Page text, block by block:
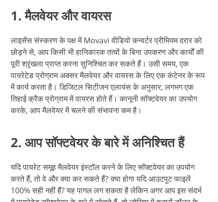
1. मैलवेयर और वायरस
लाइसेंस संस्करण के पक्ष में Movavi वीडियो कन्वर्टर प्रीमियम दरार को
छोड़ने से, आप किसी भी हानिकारक तत्वों के बिना उपकरण और कार्यों की
पूरी श्रृंखला प्राप्त करना सुनिश्चित कर सकते हैं। उसी समय, एक
पायरेटेड प्रोग्राम अक्सर मैलवेयर और वायरस के लिए एक कंटेनर के रूप
में कार्य करता है। डिजिटल सिटीजन एलायंस के अनुसार, लगभग एक
तिहाई क्रैक प्रोग्राम में वायरस होते हैं। कानूनी सॉफ्टवेयर का उपयोग
करके, आप मैलवेयर में चलने की संभावना कम है।
2. आप सॉफ्टवेयर के बारे में अनिश्चित हैं
यदि पायरेट समूह मैलवेयर इंस्टॉल करने के लिए सॉफ़्टवेयर का उपयोग
करते हैं, तो वे और क्या कर सकते हैं? क्या होगा यदि आउटपुट फाइलें
100% सही नहीं हैं? यह पागल लग सकता है लेकिन अगर आप इस संदर्भ